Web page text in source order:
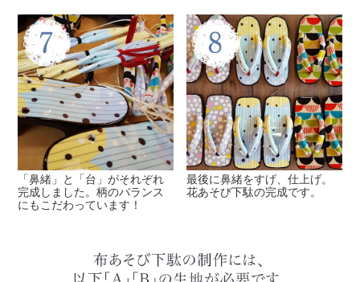
「鼻緒」と「台」がそれぞれ
完成しました。柄のバランス
にもこだわっています！
最後に鼻緒をすげ、仕上げ。
花あそび下駄の完成です。